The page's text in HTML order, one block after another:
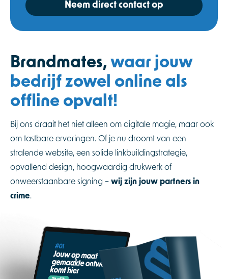
Neem direct contact op
Brandmates, waar jouw
bedrijf zowel online als
offline opvalt!
Bij ons draait het niet alleen om digitale magie, maar ook
om tastbare ervaringen. Of je nu droomt van een
stralende website, een solide linkbuildingstrategie,
opvallend design, hoogwaardig drukwerk of
onweerstaanbare signing – wij zijn jouw partners in
crime.